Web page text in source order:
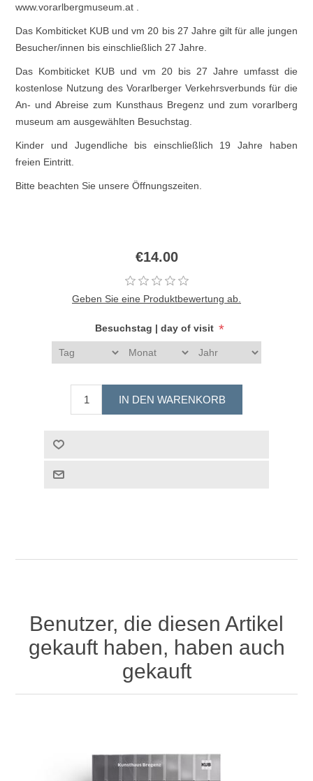
www.vorarlbergmuseum.at
Das Kombiticket KUB und vm 20 bis 27 Jahre gilt für alle jungen
Besucher/innen bis einschließlich 27 Jahre.
Das Kombiticket KUB und vm 20 bis 27 Jahre umfasst die
kostenlose Nutzung des Vorarlberger Verkehrsverbundsfür die
An- und Abreise zum Kunsthaus Bregenz und zum vorarlberg
museum am ausgewählten Besuchstag.
Kinder und Jugendliche bis einschließlich 19 Jahre haben
freien Eintritt.
Bitte beachten Sie unsere Öffnungszeiten.
€14.00
Geben Sie eine Produktbewertung ab.
Besuchstag | day of visit *
Benutzer, die diesen Artikel
gekauft haben, haben auch
gekauft